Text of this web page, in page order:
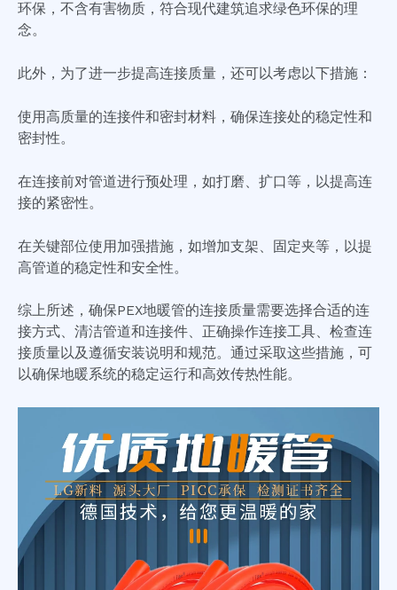
环保，不含有害物质，符合现代建筑追求绿色环保的理
念。
此外，为了进一步提高连接质量，还可以考虑以下措施：
使用高质量的连接件和密封材料，确保连接处的稳定性和
密封性。
在连接前对管道进行预处理，如打磨、扩口等，以提高连
接的紧密性。
在关键部位使用加强措施，如增加支架、固定夹等，以提
高管道的稳定性和安全性。
综上所述，确保PEX地暖管的连接质量需要选择合适的连
接方式、清洁管道和连接件、正确操作连接工具、检查连
接质量以及遵循安装说明和规范。通过采取这些措施，可
以确保地暖系统的稳定运行和高效传热性能。